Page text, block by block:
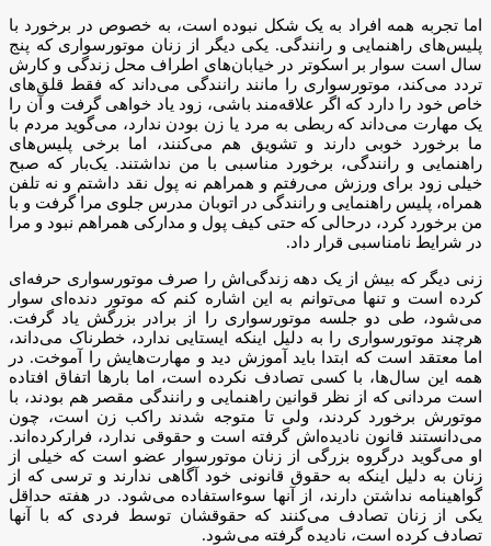
اما تجربه همه افراد به یک شکل نبوده است، به خصوص در برخورد با
پلیس‌های راهنمایی و رانندگی. یکی دیگر از زنان موتورسواری که پنج
سال است سوار بر اسکوتر در خیابان‌های اطراف محل زندگی و کارش
تردد می‌کند، موتور‌سواری را مانند رانندگی می‌داند که فقط قلق‌های
خاص خود را دارد که اگر علاقه‌مند باشی، زود یاد خواهی گرفت و آن را
یک مهارت می‌داند که ربطی به مرد یا زن بودن ندارد، می‌گوید مردم با
ما برخورد خوبی دارند و تشویق هم می‌کنند، اما برخی پلیس‌های
راهنمایی و رانندگی، برخورد مناسبی با من نداشتند. یک‌بار که صبح
خیلی زود برای ورزش می‌رفتم و همراهم نه پول نقد داشتم و نه تلفن
همراه، پلیس راهنمایی و رانندگی در اتوبان مدرس جلوی مرا گرفت و با
من برخورد کرد، درحالی که حتی کیف پول و مدارکی همراهم نبود و مرا
در شرایط نامناسبی قرار داد.
زنی دیگر که بیش از یک دهه زندگی‌اش را صرف موتورسواری حرفه‌ای
کرده است و تنها می‌توانم به این اشاره کنم که موتور دنده‌ای سوار
می‌شود، طی دو جلسه موتورسواری را از برادر بزرگش یاد گرفت.
هرچند موتورسواری را به دلیل اینکه ایستایی ندارد، خطرناک می‌داند،
اما معتقد است که ابتدا باید آموزش دید و مهارت‌هایش را آموخت. در
همه این سال‌ها، با کسی تصادف نکرده است، اما بارها اتفاق افتاده
است مردانی که از نظر قوانین راهنمایی و رانندگی مقصر هم بودند، با
موتورش برخورد کردند، ولی تا متوجه شدند راکب زن است، چون
می‌دانستند قانون نادیده‌اش گرفته است و حقوقی ندارد، فرارکرده‌اند.
او می‌گوید درگروه بزرگی از زنان موتورسوار عضو است که خیلی از
زنان به دلیل اینکه به حقوق قانونی خود آگاهی ندارند و ترسی که از
گواهینامه نداشتن دارند، از آنها سوءاستفاده می‌شود. در هفته حداقل
یکی از زنان تصادف می‌کنند که حقوقشان توسط فردی که با آنها
تصادف کرده است، نادیده گرفته می‌شود.